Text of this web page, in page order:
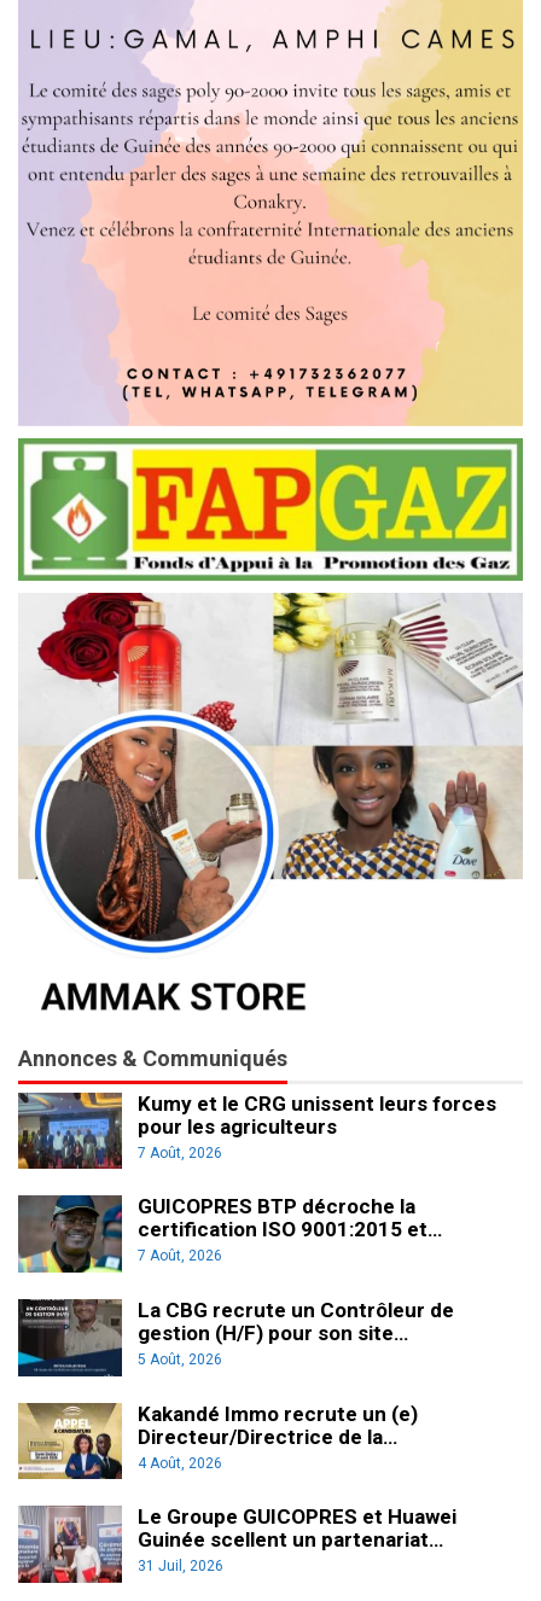
Annonces & Communiqués
Kumy et le CRG unissent leurs forces
pour les agriculteurs
7 Août, 2026
GUICOPRES BTP décroche la
certification ISO 9001:2015 et…
7 Août, 2026
La CBG recrute un Contrôleur de
gestion (H/F) pour son site…
5 Août, 2026
Kakandé Immo recrute un (e)
Directeur/Directrice de la…
4 Août, 2026
Le Groupe GUICOPRES et Huawei
Guinée scellent un partenariat…
31 Juil, 2026